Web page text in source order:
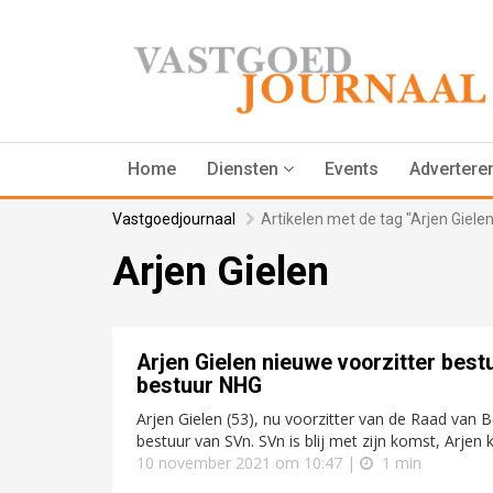
Home Diensten Events
Vastgoedjournaal Artikelen met de tag "Arjen
Arjen Gielen
Arjen Gielen nieuwe voorzitter
bestuur NHG
Arjen Gielen (53), nu voorzitter van de Raad van
bestuur van SVn. SVn is blij met zijn komst, Arjen
10 november 2021 om 10:47 |
1 min